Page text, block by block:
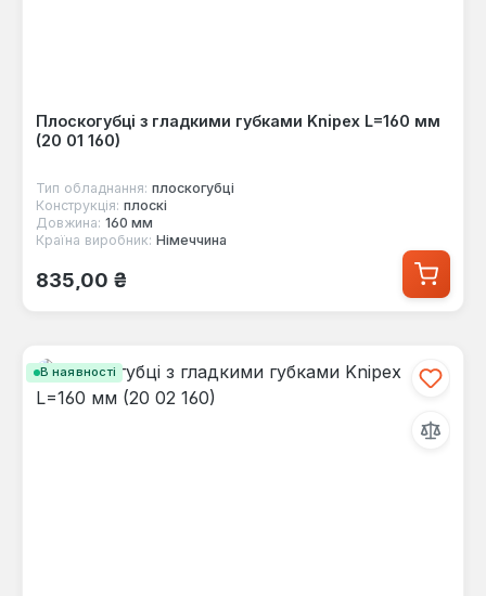
Плоскогубці з гладкими губками Knipex L=160 мм
(20 01 160)
Тип обладнання: плоскогубці
Конструкція: плоскі
Довжина: 160 мм
Країна виробник: Німеччина
Звичайна ціна:
835,00 ₴
В наявності